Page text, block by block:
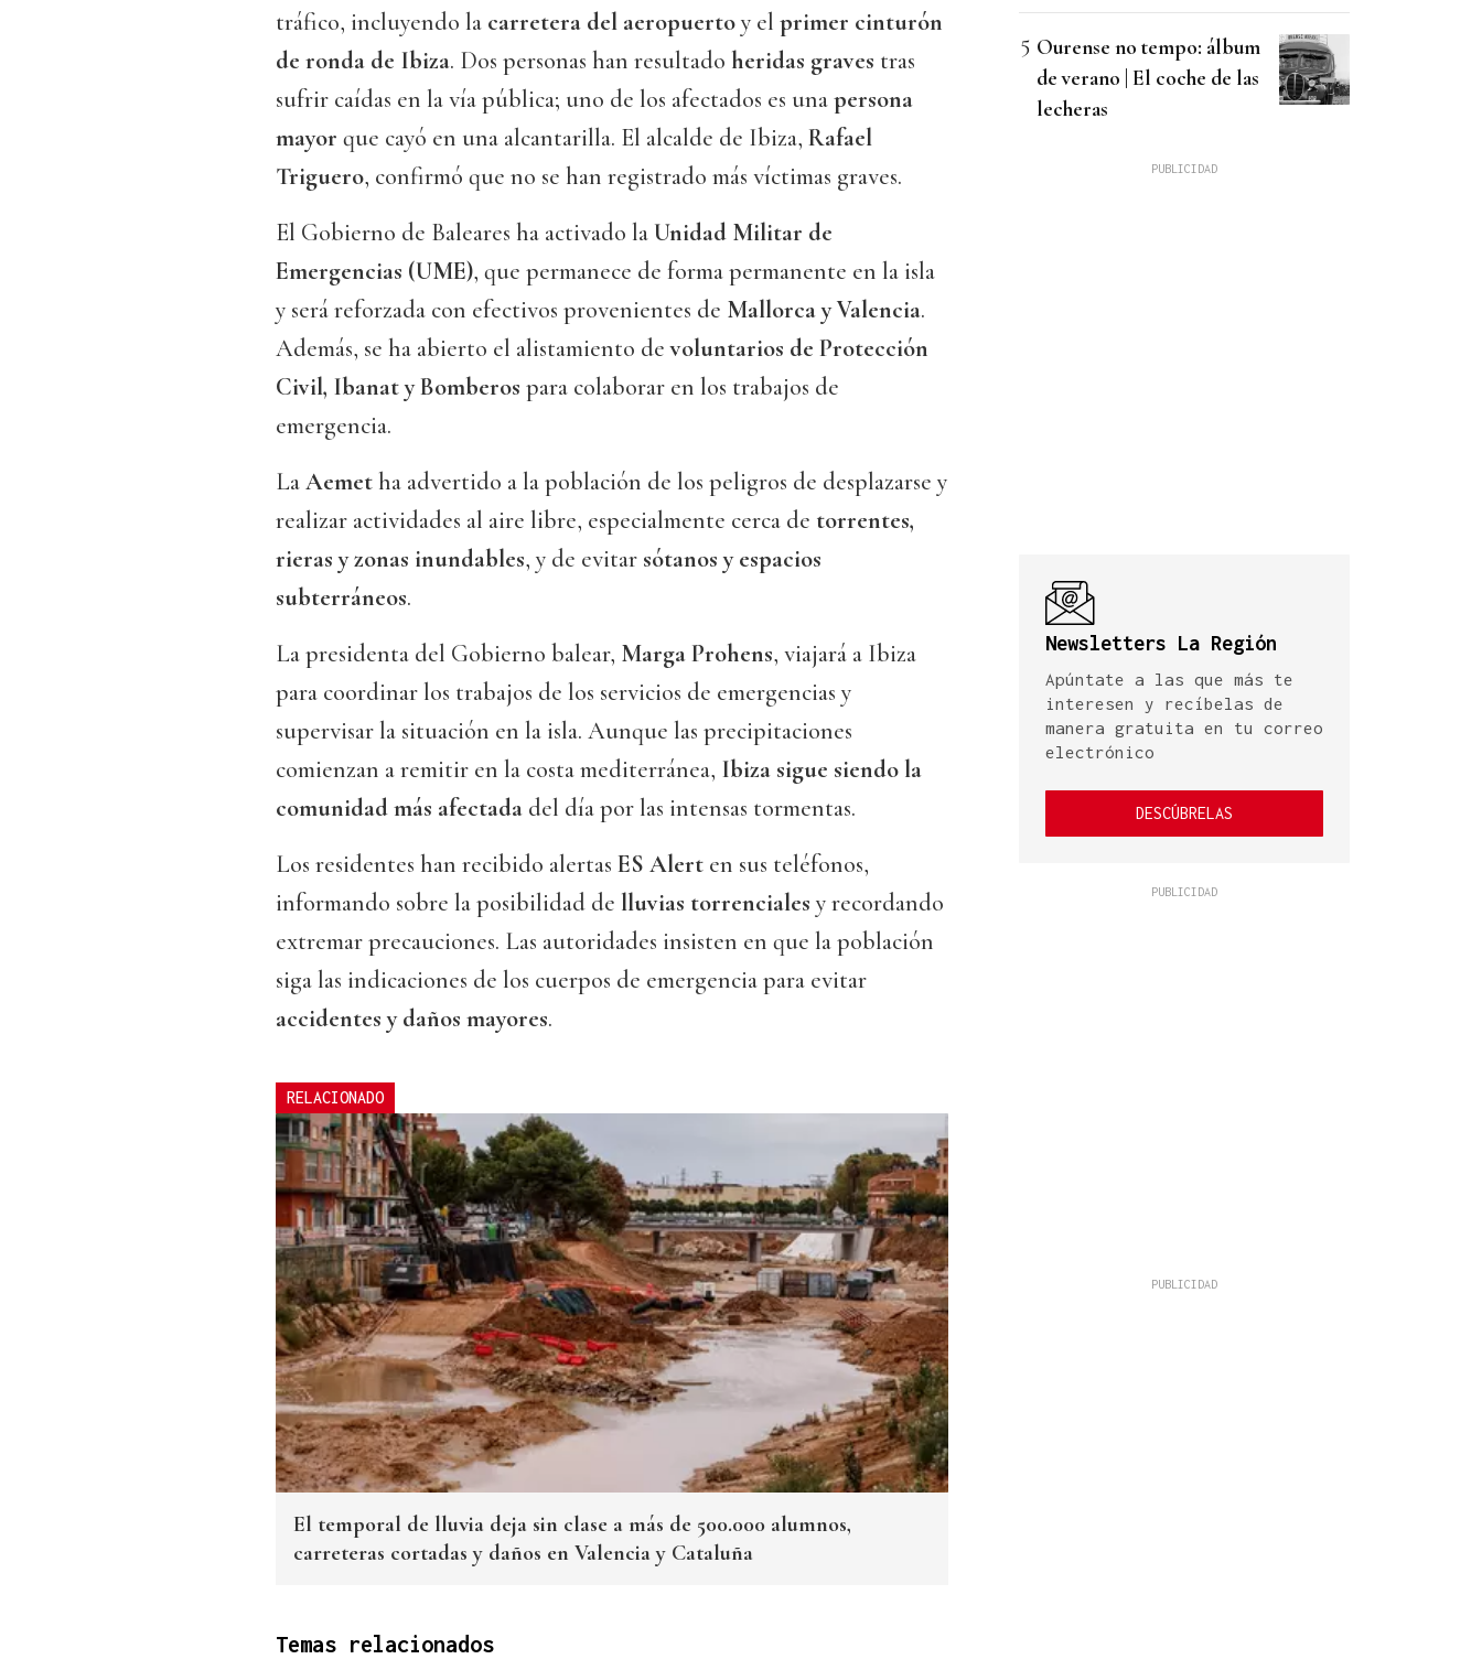
tráfico, incluyendo la carretera del aeropuertoy el primer cinturón
de ronda de Ibiza. Dos personas han resultado heridas graves tras
sufrir caídas en la vía pública; uno de los afectados es unapersona
mayor que cayó en una alcantarilla. El alcalde de Ibiza, Rafael
Triguero, confirmó que no se han registrado más víctimas graves.
El Gobierno de Baleares ha activado laUnidad Militar de
Emergencias (UME), que permanece de forma permanente en la isla
y será reforzada con efectivos provenientes de Mallorca y Valencia.
Además, se ha abierto el alistamiento devoluntarios de Protección
Civil, Ibanat y Bomberos para colaborar en los trabajos de
emergencia.
LaAemetha advertido a la población de los peligros de desplazarse y
realizar actividades al aire libre, especialmente cerca de torrentes,
rieras y zonas inundables, y de evitar sótanos y espacios
subterráneos.
La presidenta del Gobierno balear, Marga Prohens, viajará a Ibiza
para coordinar los trabajos de los servicios de emergencias y
supervisar la situación en la isla. Aunque las precipitaciones
comienzan a remitir en la costa mediterránea, Ibiza sigue siendo la
comunidad más afectada del día por las intensas tormentas.
Los residentes han recibido alertas ES Alert en sus teléfonos,
informando sobre la posibilidad de lluvias torrenciales y recordando
extremar precauciones. Las autoridades insisten en que la población
siga las indicaciones de los cuerpos de emergencia para evitar
accidentes y daños mayores.
RELACIONADO
El temporal de lluvia deja sin clase a más de 500.000 alumnos,
carreteras cortadas y daños en Valencia y Cataluña
Temas relacionados
Ourense no tempo: álbum
de verano | El coche de las
lecheras
Newsletters La Región
Apúntate a las que más te
interesen y recíbelas de
manera gratuita en tu correo
electrónico
DESCÚBRELAS